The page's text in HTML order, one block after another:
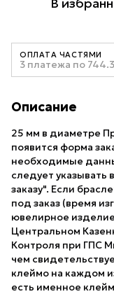
ОПЛАТА ЧАСТЯМИ
3 платежа по
Описание
25 мм в диаметре
появится форма
необходимые
следует указывать
заказу". Если
под заказ (время
ювелирное
Центральном
Контроля при ГПС
чем
клеймо на каждом
есть именное